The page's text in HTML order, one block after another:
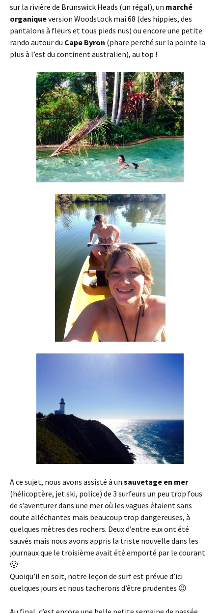
sur la rivière de Brunswick Heads (un régal), un marché
organiqueversion Woodstock mai 68 (des hippies, des
pantalons à fleurs et tous pieds nus) ou encore une petite
rando autour du Cape Byron (phare perché sur la pointe la
plus à l’est du continent australien), au top !
A ce sujet, nous avons assisté à un sauvetage en mer
(hélicoptère, jet ski, police) de 3 surfeurs un peu trop fous
de s’aventurer dans une mer où les vagues étaient sans
doute alléchantes mais beaucoup trop dangereuses, à
quelques mètres des rochers. Deux d’entre eux ont été
sauvés mais nous avons appris la triste nouvelle dans les
journaux que le troisième avait été emporté par le courant
🙁
Quoiqu’il en soit, notre leçon de surf est prévue d’ici
quelques jours et nous tacherons d’être prudentes 😉